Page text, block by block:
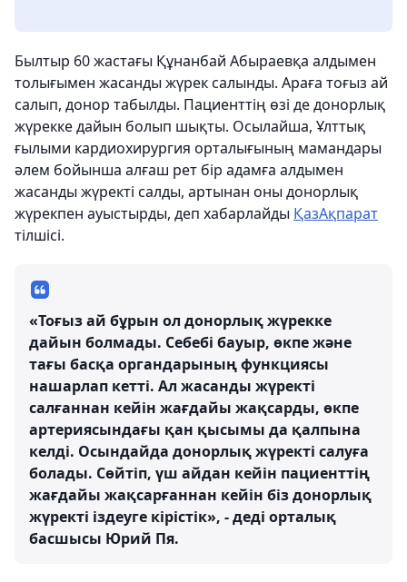
Былтыр 60 жастағы Құнанбай Абыраевқа алдымен
толығымен жасанды жүрек салынды. Араға тоғыз ай
салып, донор табылды. Пациенттің өзі де донорлық
жүрекке дайын болып шықты. Осылайша, Ұлттық
ғылыми кардиоxирургия орталығының мамандары
әлем бойынша алғаш рет бір адамға алдымен
жасанды жүректі салды, артынан оны донорлық
жүрекпен ауыстырды, деп xабарлайды ҚазАқпарат
тілшісі.
«Тоғыз ай бұрын ол донорлық жүрекке
дайын болмады. Себебі бауыр, өкпе және
тағы басқа органдарының функциясы
нашарлап кетті. Ал жасанды жүректі
салғаннан кейін жағдайы жақсарды, өкпе
артериясындағы қан қысымы да қалпына
келді. Осындайда донорлық жүректі салуға
болады. Сөйтіп, үш айдан кейін пациенттің
жағдайы жақсарғаннан кейін біз донорлық
жүректі іздеуге кірістік», - деді орталық
басшысы Юрий Пя.